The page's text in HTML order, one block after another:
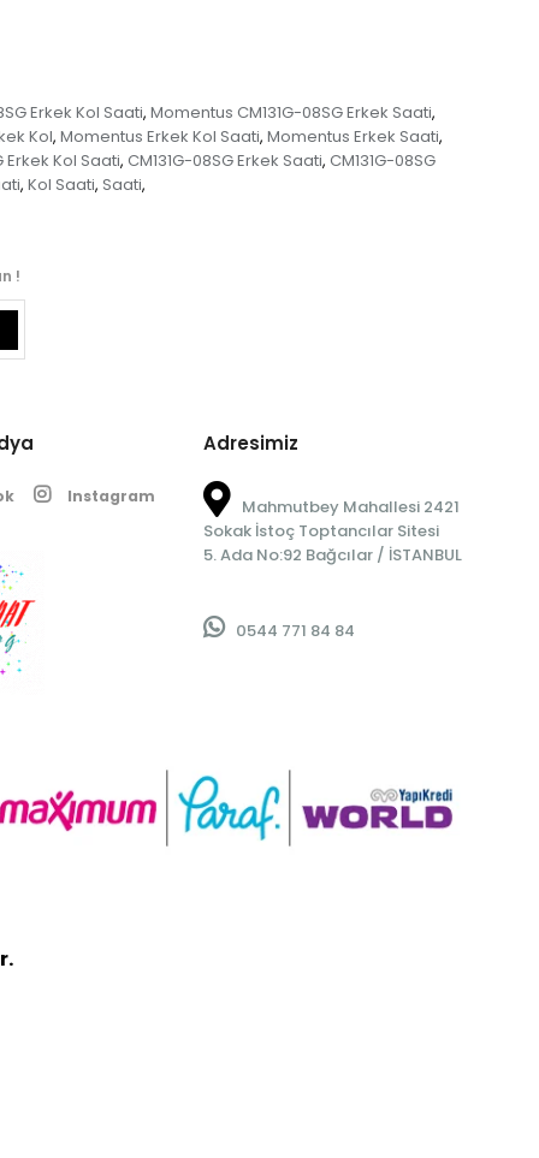
Erkek Kol Saati, Momentus CM131G-08SG Erkek Saati,
Kol, Momentus Erkek Kol Saati, Momentus Erkek Saati,
Erkek Kol Saati, CM131G-08SG Erkek Saati, CM131G-08SG
, Kol Saati, Saati,
!
Instagram
Adresimiz
Mahmutbey Mahallesi 2421
Sokak İstoç Toptancılar Sitesi
5. Ada No:92 Bağcılar / İSTANBUL
0544 771 84 84